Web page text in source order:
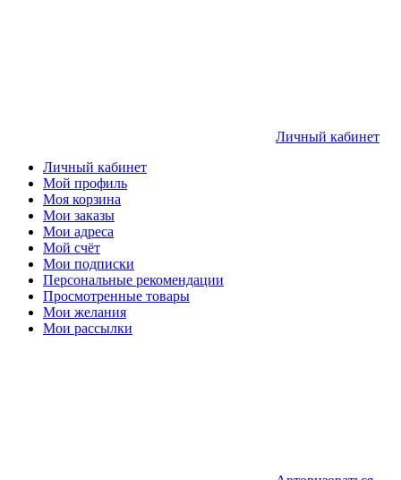
Личный кабинет
Личный кабинет
Мой профиль
Моя корзина
Мои заказы
Мои адреса
Мой счёт
Мои подписки
Персональные рекомендации
Просмотренные товары
Мои желания
Мои рассылки